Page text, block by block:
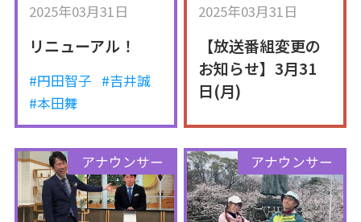
2025年03月31日
リニューアル！
#円田智子 #吉井誠
#本田舞
2025年03月31日
【放送番組変更の
お知らせ】3月31
日(月)
アナウンサー アナウンサー